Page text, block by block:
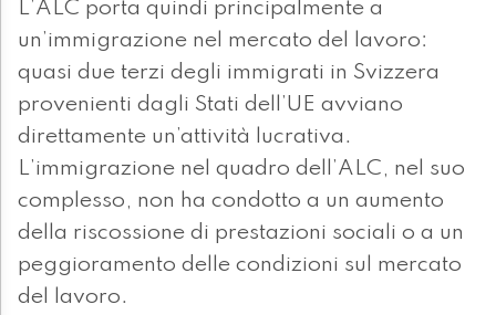
L’ALC porta quindi principalmente a
un’immigrazione nel mercato del lavoro:
quasi due terzi degli immigrati in Svizzera
provenienti dagli Stati dell’UE avviano
direttamente un’attività lucrativa.
L’immigrazione nel quadro dell’ALC, nel suo
complesso, non ha condotto a un aumento
della riscossione di prestazioni sociali o a un
peggioramento delle condizioni sul mercato
del lavoro.